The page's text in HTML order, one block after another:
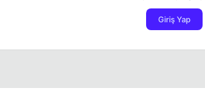
Bounty miktarı
1 ile 5000
Giriş Yap